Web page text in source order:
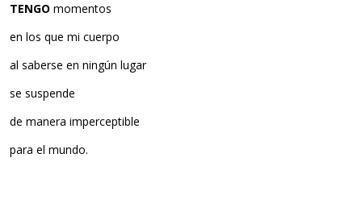
TENGO momentos
en los que mi cuerpo
al saberse en ningún lugar
se suspende
de manera imperceptible
para el mundo.